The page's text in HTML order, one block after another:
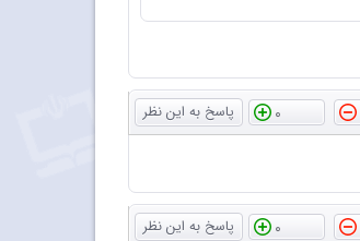
0
0